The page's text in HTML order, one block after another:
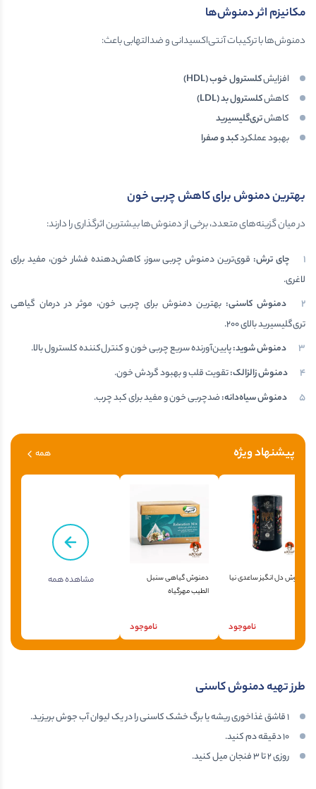
مکانیزم اثر دمنوش‌ها
دمنوش‌ها با ترکیبات آنتی‌اکسیدانی و ضدالتهابی باعث:
افزایشکلسترول خوب(HDL)
کاهشکلسترول بد(LDL)
کاهشتری‌گلیسیرید
بهبود عملکردکبد و صفرا
بهترین دمنوش برای کاهش چربی خون
در میان گزینه‌های متعدد، برخی از دمنوش‌ها بیشترین اثرگذاری را دارند:
چای ترش: قوی‌ترین دمنوش چربی سوز، کاهش‌دهنده فشار خون، مفید برای
لاغری.
دمنوش کاسنی: بهترین دمنوش برای چربی خون، موثر در درمان گیاهی
تری‌گلیسیرید بالای ۲۰۰.
دمنوش شوید:پایین‌آورنده سریع چربی خون و کنترل‌کننده کلسترول بالا.
دمنوش زالزالک:تقویت قلب و بهبود گردش خون.
دمنوش سیاه‌دانه:ضدچربی خون و مفید برای کبد چرب.
پیشنهاد ویژه همه
دمنوش دل انگیز ساعدی نیا
ناموجود
دمنوش گیاهی سنبل
الطیب مهرگیاه
ناموجود
مشاهده همه
طرز تهیه دمنوش کاسنی
۱ قاشق غذاخوری ریشه یا برگ خشک کاسنی را در یک لیوان آب جوش بریزید.
۱۰ دقیقه دم کنید.
روزی ۲ تا ۳ فنجان میل کنید.